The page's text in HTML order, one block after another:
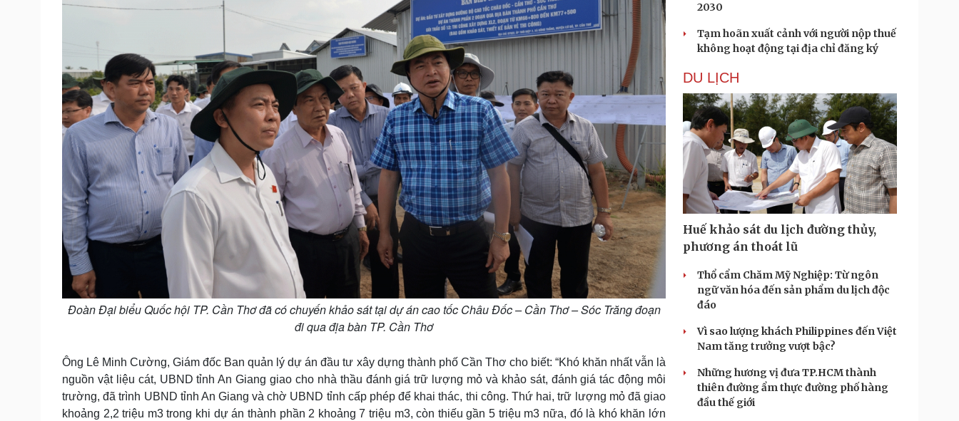
Đoàn Đại biểu Quốc hội TP. Cần Thơ đã có chuyến khảo sát tại dự án cao tốc Châu Đốc – Cần Thơ – Sóc Trăng đoạn
đi qua địa bàn TP. Cần Thơ
Ông Lê Minh Cường, Giám đốc Ban quản lý dự án đầu tư xây dựng thành phố Cần Thơ cho biết: “Khó khăn nhất vẫn là
nguồn vật liệu cát, UBND tỉnh An Giang giao cho nhà thầu đánh giá trữ lượng mỏ và khảo sát, đánh giá tác động môi
trường, đã trình UBND tỉnh An Giang và chờ UBND tỉnh cấp phép để khai thác, thi công. Thứ hai, trữ lượng mỏ đã giao
khoảng 2,2 triệu m3 trong khi dự án thành phần 2 khoảng 7 triệu m3, còn thiếu gần 5 triệu m3 nữa, đó là khó khăn lớn
2030
Tạm hoãn xuất cảnh với người nộp thuế
không hoạt động tại địa chỉ đăng ký
DU LỊCH
Huế khảo sát du lịch đường thủy,
phương án thoát lũ
Thổ cẩm Chăm Mỹ Nghiệp: Từ ngôn
ngữ văn hóa đến sản phẩm du lịch độc
đáo
Vì sao lượng khách Philippines đến Việt
Nam tăng trưởng vượt bậc?
Những hương vị đưa TP.HCM thành
thiên đường ẩm thực đường phố hàng
đầu thế giới